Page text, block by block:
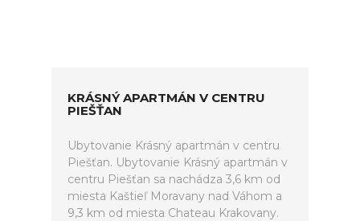
KRÁSNÝ APARTMÁN V CENTRU
PIEŠŤAN
Ubytovanie Krásný apartmán v centru
Piešťan. Ubytovanie Krásný apartmán v
centru Piešťan sa nachádza 3,6 km od
miesta Kaštieľ Moravany nad Váhom a
9,3 km od miesta Chateau Krakovany.